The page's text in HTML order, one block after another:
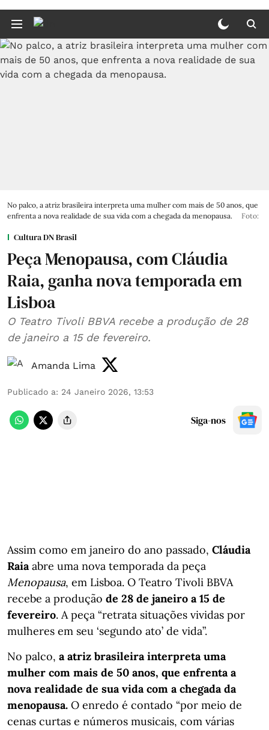
No palco, a atriz brasileira interpreta uma mulher com mais de 50 anos, que
enfrenta a nova realidade de sua vida com a chegada da menopausa.
Foto:
Cultura DN Brasil
Peça Menopausa, com Cláudia
Raia, ganha nova temporada em
Lisboa
O Teatro Tivoli BBVA recebe a produção de 28
de janeiro a 15 de fevereiro.
Amanda Lima
Publicado a: 24 Janeiro 2026, 13:53
Siga-nos
Assim como em janeiro do ano passado, Cláudia
Raiaabre uma nova temporada da peça
Menopausa, em Lisboa. O Teatro Tivoli BBVA
recebe a produção de 28 de janeiro a 15 de
fevereiro. A peça “retrata situações vividas por
mulheres em seu ‘segundo ato’ de vida”.
No palco, a atriz brasileira interpreta uma
mulher com mais de 50 anos, que enfrenta a
nova realidade de sua vida com a chegada da
menopausa. O enredo é contado “por meio de
cenas curtas e números musicais, com várias